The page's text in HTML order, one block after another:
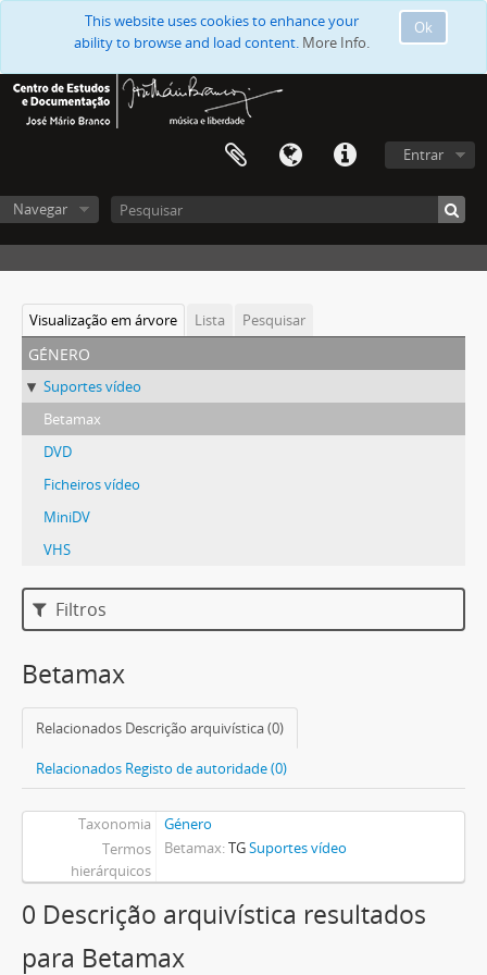
Ok
This website uses cookies to enhance your
ability to browse and load content. More Info.
Entrar
Navegar
Visualização em árvore Lista Pesquisar
género
Suportes vídeo
Betamax
DVD
Ficheiros vídeo
MiniDV
VHS
Filtros
Betamax
Relacionados Descrição arquivística (0)
Relacionados Registo de autoridade (0)
Taxonomia
Género
Termos
hierárquicos
Betamax TGSuportes vídeo
0 Descrição arquivística resultados
para Betamax